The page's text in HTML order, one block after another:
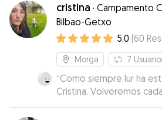
cristina · Campamento
Bilbao-Getxo
5.0 (60
Morga 7
“Como siempre lur ha
Cristina. Volveremos
falta.”